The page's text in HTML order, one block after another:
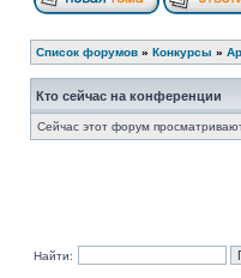
Список форумов » Конкурсы »
Кто сейчас на конференции
Сейчас этот форум
Найти: